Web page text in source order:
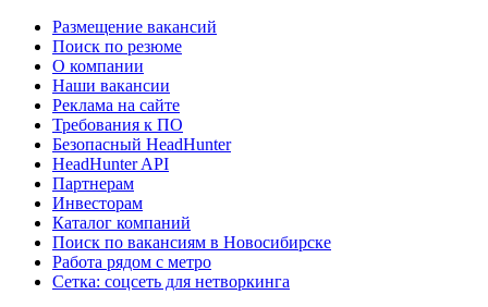
Размещение вакансий
Поиск по резюме
О компании
Наши вакансии
Реклама на сайте
Требования к ПО
Безопасный HeadHunter
HeadHunter API
Партнерам
Инвесторам
Каталог компаний
Поиск по вакансиям в Новосибирске
Работа рядом с метро
Сетка: соцсеть для нетворкинга